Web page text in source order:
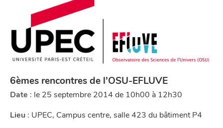
6èmes rencontres de l’OSU-EFLUVE
Date : le 25 septembre 2014 de 10h00 à 12h30
Lieu : UPEC, Campus centre, salle 423 du bâtiment P4